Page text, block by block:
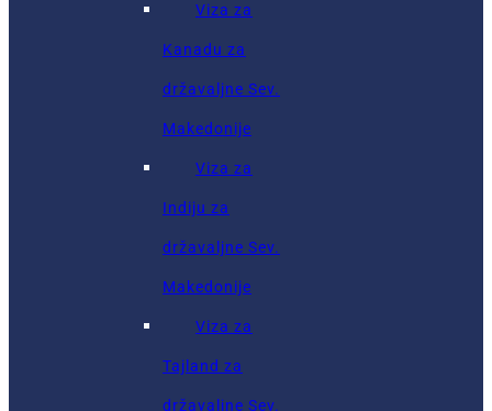
Viza za
Kanadu za
državaljne Sev.
Makedonije
Viza za
Indiju za
državaljne Sev.
Makedonije
Viza za
Tajland za
državaljne Sev.